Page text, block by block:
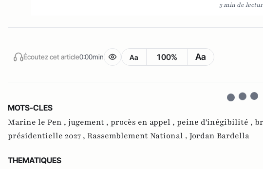
3 min de
Écoutez cet article0:00min Aa 100% Aa
MOTS-CLES
Marine le Pen , jugement , procès en appel , peine d'inégibilité ,
présidentielle 2027 , Rassemblement National , Jordan Bardella
THEMATIQUES